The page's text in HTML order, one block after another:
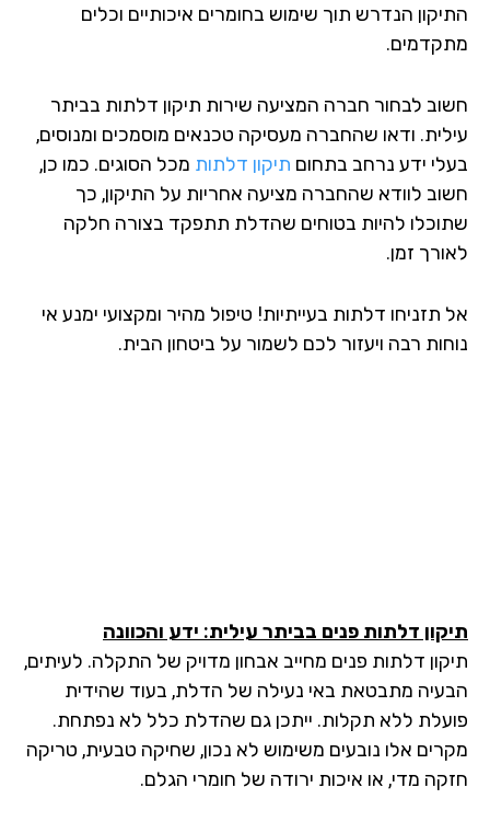
הנדרש תוך שימוש בחומרים איכותיים וכלים
לבחור חברה המציעה שירות תיקון דלתות בביתר
ודאו שהחברה מעסיקה טכנאים מוסמכים ומנוסים,
ידע נרחב בתחוםתיקון דלתותמכל הסוגים. כמו כן,
לוודא שהחברה מציעה אחריות על התיקון, כך
להיות בטוחים שהדלת תתפקד בצורה חלקה
זמן.
תזניחו דלתות בעייתיות! טיפול מהיר ומקצועי ימנע אי
רבה ויעזור לכם לשמור על ביטחון הבית.
דלתות פנים בביתר עילית: ידע והכוונה
דלתות פנים מחייב אבחון מדויק של התקלה. לעיתים,
מתבטאת באי נעילה של הדלת, בעוד שהידית
ללא תקלות. ייתכן גם שהדלת כלל לא נפתחת.
אלו נובעים משימוש לא נכון, שחיקה טבעית, טריקה
מדי, או איכות ירודה של חומרי הגלם.